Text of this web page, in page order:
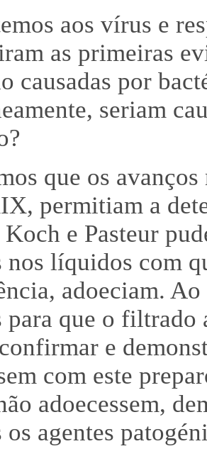
aos vírus e
as primeiras
causadas por
seriam
que os
permitiam a
e Pasteur
nos líquidos com
adoeciam.
para que o filtrado
e
com este
adoecessem,
os agentes